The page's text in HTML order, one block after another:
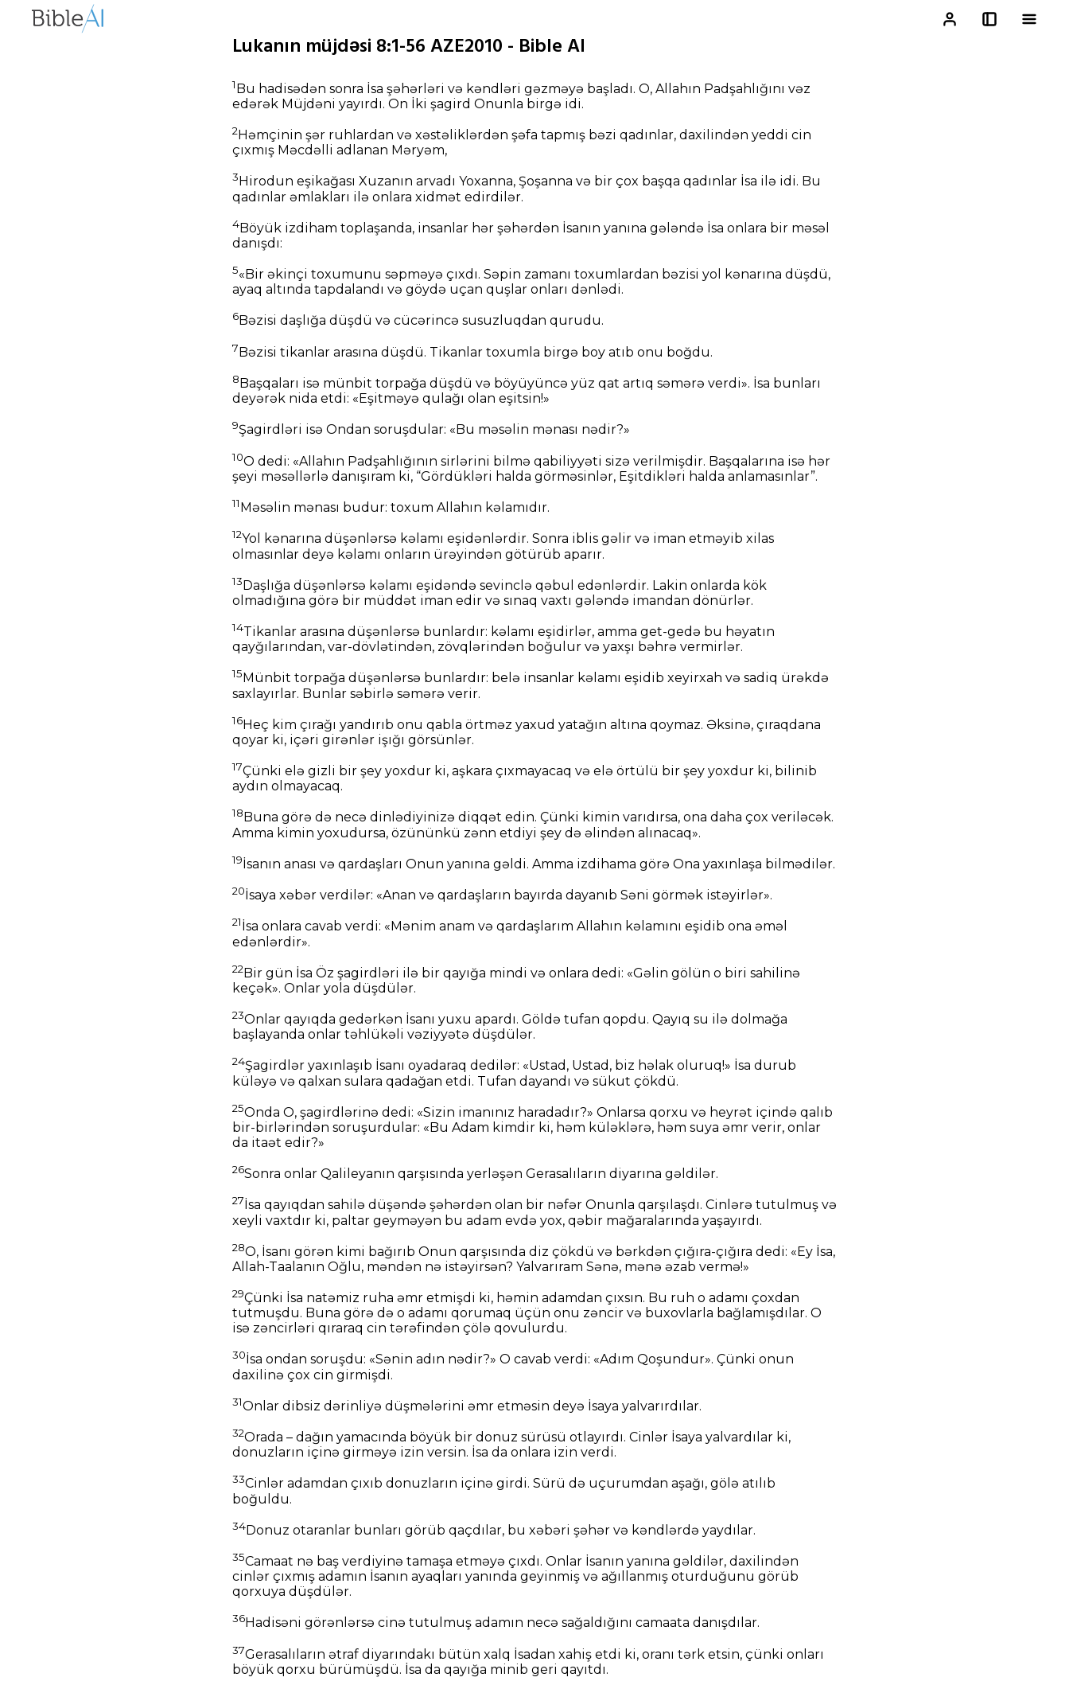
Lukanın müjdəsi 8:1-56 AZE2010 - Bible AI
1Bu hadisədən sonra İsa şəhərləri və kəndləri gəzməyə başladı. O, Allahın Padşahlığını vəz
edərək Müjdəni yayırdı. On İki şagird Onunla birgə idi.
2 Həmçinin şər ruhlardan və xəstəliklərdən şəfa tapmış bəzi qadınlar, daxilindən yeddi cin
çıxmış Məcdəlli adlanan Məryəm,
3 Hirodun eşikağası Xuzanın arvadı Yoxanna, Şoşanna və bir çox başqa qadınlar İsa ilə idi. Bu
qadınlar əmlakları ilə onlara xidmət edirdilər.
4Böyük izdiham toplaşanda, insanlar hər şəhərdən İsanın yanına gələndə İsa onlara bir məsəl
danışdı:
5«Bir əkinçi toxumunu səpməyə çıxdı. Səpin zamanı toxumlardan bəzisi yol kənarına düşdü,
ayaq altında tapdalandı və göydə uçan quşlar onları dənlədi.
6Bəzisi daşlığa düşdü və cücərincə susuzluqdan qurudu.
7Bəzisi tikanlar arasına düşdü. Tikanlar toxumla birgə boy atıb onu boğdu.
8 Başqaları isə münbit torpağa düşdü və böyüyüncə yüz qat artıq səmərə verdi». İsa bunları
deyərək nida etdi: «Eşitməyə qulağı olan eşitsin!»
9Şagirdləri isə Ondan soruşdular: «Bu məsəlin mənası nədir?»
10O dedi: «Allahın Padşahlığının sirlərini bilmə qabiliyyəti sizə verilmişdir. Başqalarına isə hər
şeyi məsəllərlə danışıram ki, “Gördükləri halda görməsinlər, Eşitdikləri halda anlamasınlar”.
11 Məsəlin mənası budur: toxum Allahın kəlamıdır.
12Yol kənarına düşənlərsə kəlamı eşidənlərdir. Sonra iblis gəlir və iman etməyib xilas
olmasınlar deyə kəlamı onların ürəyindən götürüb aparır.
13Daşlığa düşənlərsə kəlamı eşidəndə sevinclə qəbul edənlərdir. Lakin onlarda kök
olmadığına görə bir müddət iman edir və sınaq vaxtı gələndə imandan dönürlər.
14Tikanlar arasına düşənlərsə bunlardır: kəlamı eşidirlər, amma get-gedə bu həyatın
qayğılarından, var-dövlətindən, zövqlərindən boğulur və yaxşı bəhrə vermirlər.
15 Münbit torpağa düşənlərsə bunlardır: belə insanlar kəlamı eşidib xeyirxah və sadiq ürəkdə
saxlayırlar. Bunlar səbirlə səmərə verir.
16Heç kim çırağı yandırıb onu qabla örtməz yaxud yatağın altına qoymaz. Əksinə, çıraqdana
qoyar ki, içəri girənlər işığı görsünlər.
17Çünki elə gizli bir şey yoxdur ki, aşkara çıxmayacaq və elə örtülü bir şey yoxdur ki, bilinib
aydın olmayacaq.
18 Buna görə də necə dinlədiyinizə diqqət edin. Çünki kimin varıdırsa, ona daha çox veriləcək.
Amma kimin yoxudursa, özününkü zənn etdiyi şey də əlindən alınacaq».
19İsanın anası və qardaşları Onun yanına gəldi. Amma izdihama görə Ona yaxınlaşa bilmədilər.
20İsaya xəbər verdilər: «Anan və qardaşların bayırda dayanıb Səni görmək istəyirlər».
21İsa onlara cavab verdi: «Mənim anam və qardaşlarım Allahın kəlamını eşidib ona əməl
edənlərdir».
22Bir gün İsa Öz şagirdləri ilə bir qayığa mindi və onlara dedi: «Gəlin gölün o biri sahilinə
keçək». Onlar yola düşdülər.
23Onlar qayıqda gedərkən İsanı yuxu apardı. Göldə tufan qopdu. Qayıq su ilə dolmağa
başlayanda onlar təhlükəli vəziyyətə düşdülər.
24Şagirdlər yaxınlaşıb İsanı oyadaraq dedilər: «Ustad, Ustad, biz həlak oluruq!» İsa durub
küləyə və qalxan sulara qadağan etdi. Tufan dayandı və sükut çökdü.
25Onda O, şagirdlərinə dedi: «Sizin imanınız haradadır?» Onlarsa qorxu və heyrət içində qalıb
bir-birlərindən soruşurdular: «Bu Adam kimdir ki, həm küləklərə, həm suya əmr verir, onlar
da itaət edir?»
26Sonra onlar Qalileyanın qarşısında yerləşən Gerasalıların diyarına gəldilər.
27İsa qayıqdan sahilə düşəndə şəhərdən olan bir nəfər Onunla qarşılaşdı. Cinlərə tutulmuş və
xeyli vaxtdır ki, paltar geyməyən bu adam evdə yox, qəbir mağaralarında yaşayırdı.
28O, İsanı görən kimi bağırıb Onun qarşısında diz çökdü və bərkdən çığıra-çığıra dedi: «Ey İsa,
Allah-Taalanın Oğlu, məndən nə istəyirsən? Yalvarıram Sənə, mənə əzab vermə!»
29Çünki İsa natəmiz ruha əmr etmişdi ki, həmin adamdan çıxsın. Bu ruh o adamı çoxdan
tutmuşdu. Buna görə də o adamı qorumaq üçün onu zəncir və buxovlarla bağlamışdılar. O
isə zəncirləri qıraraq cin tərəfindən çölə qovulurdu.
30İsa ondan soruşdu: «Sənin adın nədir?» O cavab verdi: «Adım Qoşundur». Çünki onun
daxilinə çox cin girmişdi.
31Onlar dibsiz dərinliyə düşmələrini əmr etməsin deyə İsaya yalvarırdılar.
32Orada – dağın yamacında böyük bir donuz sürüsü otlayırdı. Cinlər İsaya yalvardılar ki,
donuzların içinə girməyə izin versin. İsa da onlara izin verdi.
33Cinlər adamdan çıxıb donuzların içinə girdi. Sürü də uçurumdan aşağı, gölə atılıb
boğuldu.
34Donuz otaranlar bunları görüb qaçdılar, bu xəbəri şəhər və kəndlərdə yaydılar.
35Camaat nə baş verdiyinə tamaşa etməyə çıxdı. Onlar İsanın yanına gəldilər, daxilindən
cinlər çıxmış adamın İsanın ayaqları yanında geyinmiş və ağıllanmış oturduğunu görüb
qorxuya düşdülər.
36Hadisəni görənlərsə cinə tutulmuş adamın necə sağaldığını camaata danışdılar.
37Gerasalıların ətraf diyarındakı bütün xalq İsadan xahiş etdi ki, oranı tərk etsin, çünki onları
böyük qorxu bürümüşdü. İsa da qayığa minib geri qayıtdı.